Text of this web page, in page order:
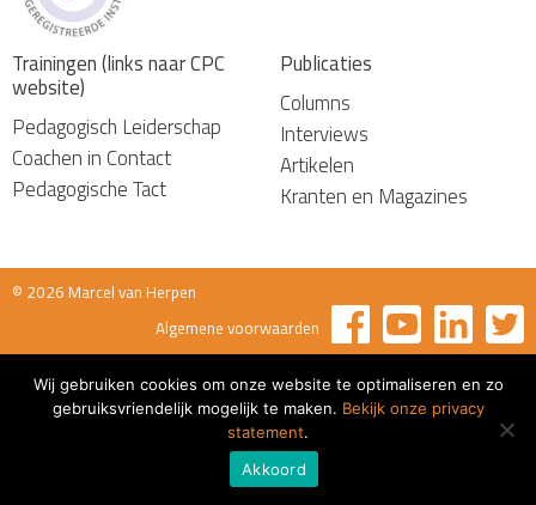
Trainingen (links naar CPC
website)
Pedagogisch Leiderschap
Coachen in Contact
Pedagogische Tact
Publicaties
Columns
Interviews
Artikelen
Kranten en Magazines
© 2026 Marcel van Herpen
Algemene voorwaarden
Wij gebruiken cookies om onze website te optimaliseren en zo
gebruiksvriendelijk mogelijk te maken. Bekijk onze privacy
statement.
Akkoord